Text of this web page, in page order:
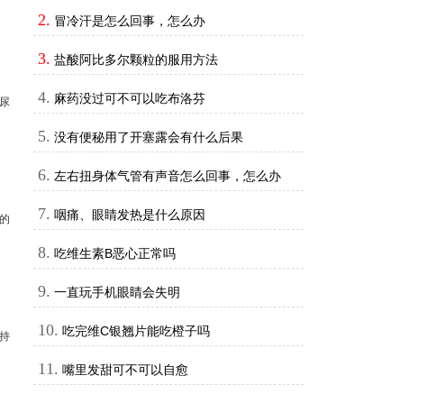
2. 冒冷汗是怎么回事，怎么办
3. 盐酸阿比多尔颗粒的服用方法
4. 麻药没过可不可以吃布洛芬
5. 没有便秘用了开塞露会有什么后果
6. 左右扭身体气管有声音怎么回事，怎么办
7. 咽痛、眼睛发热是什么原因
8. 吃维生素B恶心正常吗
9. 一直玩手机眼睛会失明
10. 吃完维C银翘片能吃橙子吗
11. 嘴里发甜可不可以自愈